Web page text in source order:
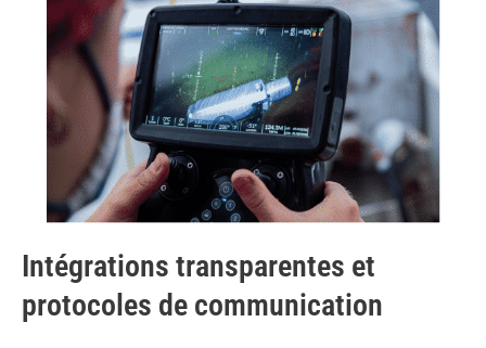
Intégrations transparentes et
protocoles de communication